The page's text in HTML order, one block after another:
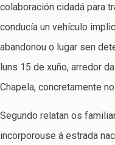
colaboración cidadá para
conducía un vehículo
abandonou o lugar sen
luns 15 de xuño, arredor
Chapela, concretamente
Segundo relatan os
incorporouse á estrada